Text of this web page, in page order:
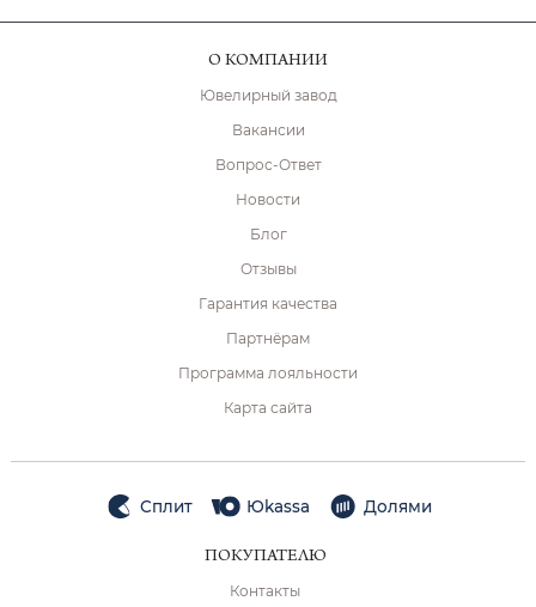
О КОМПАНИИ
Ювелирный завод
Вакансии
Вопрос-Ответ
Новости
Блог
Отзывы
Гарантия качества
Партнёрам
Программа лояльности
Карта сайта
Сплит Юkassa Долями
ПОКУПАТЕЛЮ
Контакты